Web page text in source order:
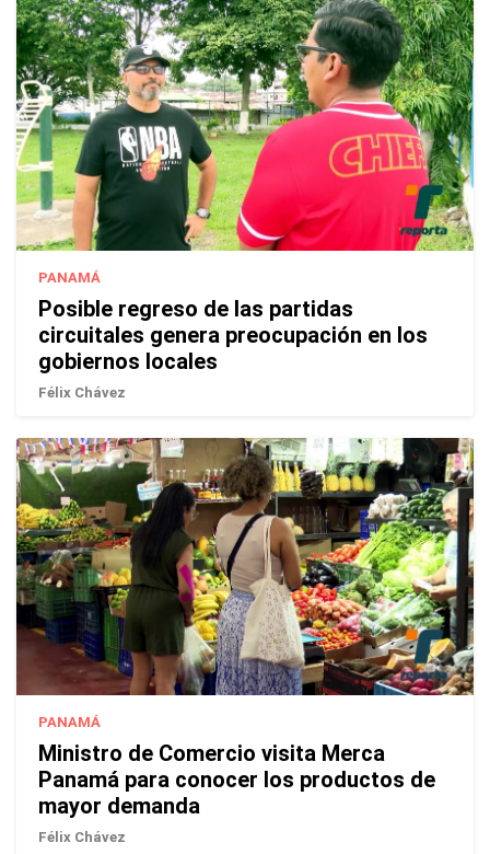
PANAMÁ
Posible regreso de las partidas
circuitales genera preocupación en los
gobiernos locales
Félix Chávez
PANAMÁ
Ministro de Comercio visita Merca
Panamá para conocer los productos de
mayor demanda
Félix Chávez